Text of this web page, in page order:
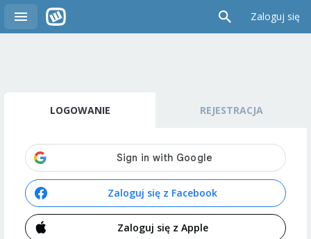
Zaloguj się
LOGOWANIE REJESTRACJA
Zaloguj się z Facebook
Zaloguj się z Apple